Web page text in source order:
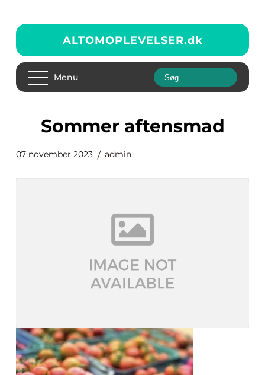
ALTOMOPLEVELSER.dk
Menu
sommer aftensmad
07 november 2023 admin